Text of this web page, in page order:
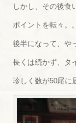
しかし、その後食
ポイントを転々。
後半になって、や
長くは続かず、タ
珍しく数が50尾に